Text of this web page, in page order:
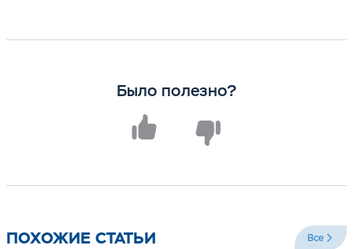
Было полезно?
ПОХОЖИЕ СТАТЬИ Все